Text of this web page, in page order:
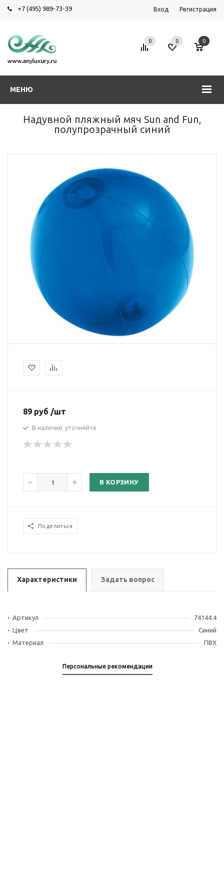
+7 (495) 989-73-39 Вход Регистрация
МЕНЮ
0 0 0
Надувной пляжный мяч Sun and Fun,
полупрозрачный синий
89 руб /шт
В наличии: уточняйте
В КОРЗИНУ
Поделиться
Характеристики Задать вопрос
Артикул
74144.4
Цвет
Синий
Материал
ПВХ
Персональные рекомендации